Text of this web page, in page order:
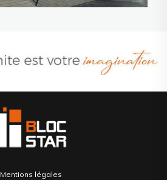
Mentions légales